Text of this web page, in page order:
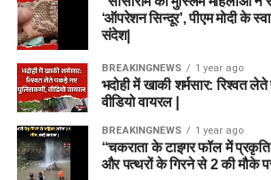
‘ऑपरेशन सिन्दूर’, पीएम मोदी के
संदेश|
BREAKINGNEWS 1 year ago
भदोही में खाकी शर्मसार: रिश्वत
वीडियो वायरल |
BREAKINGNEWS 1 year ago
“चकराता के टाइगर फॉल में
और पत्थरों के गिरने से 2 की मौके